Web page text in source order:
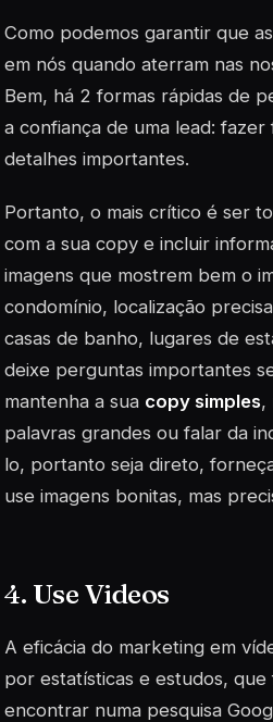
Como podemos garantir que
em nós quando aterram nas
Bem, há 2 formas rápidas de
a confiança de uma lead:
detalhes importantes.
Portanto, o mais crítico é ser
com a sua copy e incluir
imagens que mostrem bem o
condomínio, localização
casas de banho, lugares de
deixe perguntas importantes
mantenha a sua copy simples,
palavras grandes ou falar da
lo, portanto seja direto,
use imagens bonitas, mas
4. Use Videos
A eficácia do marketing em
por estatísticas e estudos,
encontrar numa pesquisa